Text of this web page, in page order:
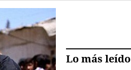
Lo más leído